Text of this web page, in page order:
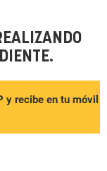
y recibe en tu móvil